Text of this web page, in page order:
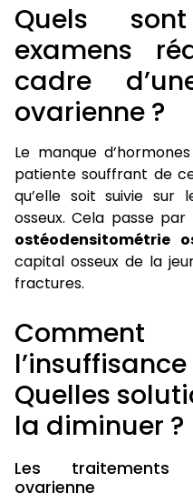
Quels
examens
cadre
ovarienne ?
Le manque
patiente souffrant de
qu’elle soit suivie sur
osseux. Cela passe
ostéodensitométrie
capital osseux de la
fractures.
Quelles
la diminuer ?
Les traitements
ovarienne